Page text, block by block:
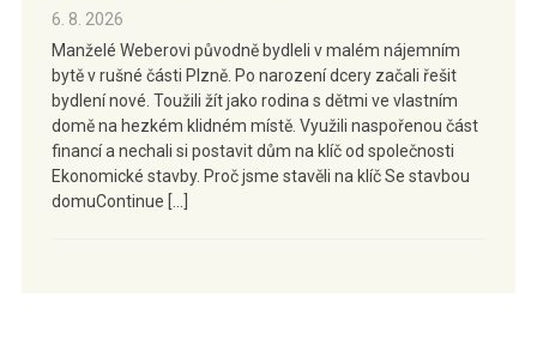
6. 8. 2026
Manželé Weberovi původně bydleli v malém nájemním
bytě v rušné části Plzně. Po narození dcery začali řešit
bydlení nové. Toužili žít jako rodina s dětmi ve vlastním
domě na hezkém klidném místě. Využili naspořenou část
financí a nechali si postavit dům na klíč od společnosti
Ekonomické stavby. Proč jsme stavěli na klíč Se stavbou
domuContinue […]